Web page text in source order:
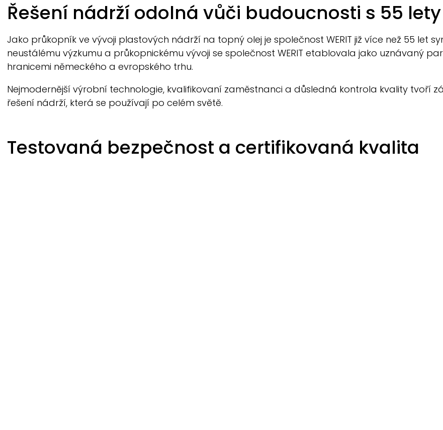
Breadcrumb
Řešení nádrží odolná vůči budoucnosti s 55
Jako průkopník ve vývoji plastových nádrží na topný olej je společnost WERIT již více než 55 let
neustálému výzkumu a průkopnickému vývoji se společnost WERIT etablovala jako uznávaný
hranicemi německého a evropského trhu.
Nejmodernější výrobní technologie, kvalifikovaní zaměstnanci a důsledná kontrola kvality tvoří
řešení nádrží, která se používají po celém světě.
Testovaná bezpečnost a certifikovaná kvalita